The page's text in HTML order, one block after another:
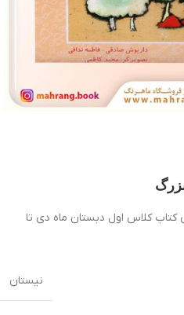
کلاس اول دبستان ماه دی تا
نیستان